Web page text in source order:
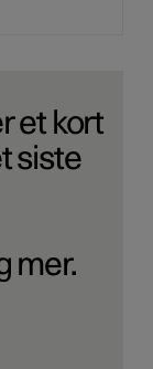
et kort
siste
mer.